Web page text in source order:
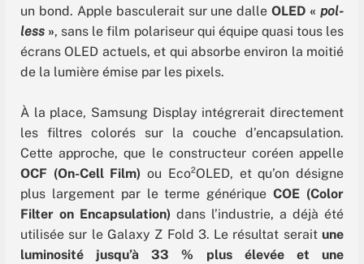
un bond. Apple basculerait sur une dalleOLED «pol-
less », sans le film polariseur qui équipe quasi tous les
écrans OLED actuels, et qui absorbe environ la moitié
de la lumière émise par les pixels.
À la place, Samsung Display intégrerait directement
les filtres colorés sur la couche d’encapsulation.
Cette approche, que le constructeur coréen appelle
OCF (On-Cell Film) ou Eco²OLED, et qu’on désigne
plus largement par le terme génériqueCOE (Color
Filter on Encapsulation) dans l’industrie, a déjà été
utilisée sur le Galaxy Z Fold 3. Le résultat serait une
luminosité jusqu’à 33 % plus élevée et une